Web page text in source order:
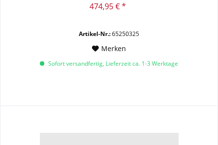
474,95 € *
Artikel-Nr.:65250325
Merken
Sofort versandfertig, Lieferzeit ca. 1-3 Werktage